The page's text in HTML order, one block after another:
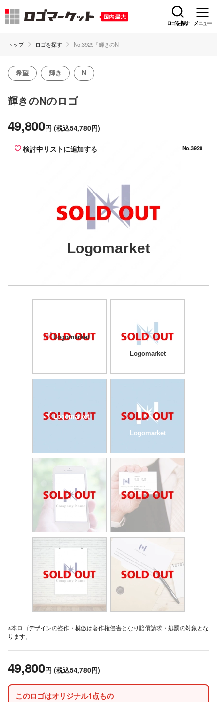
ロゴを探す メニュー
トップ ロゴを探す No.3929「輝きのN」
希望 輝き N
輝きのNのロゴ
49,800円 (税込54,780円)
検討中リストに追加する No.3929
Logomarket
Logomarket
Logomarket
Logomarket
Logomarket
※本ロゴデザインの盗作・模倣は著作権侵害となり賠償請求・処罰の対象とな
ります。
49,800円 (税込54,780円)
このロゴはオリジナル1点もの